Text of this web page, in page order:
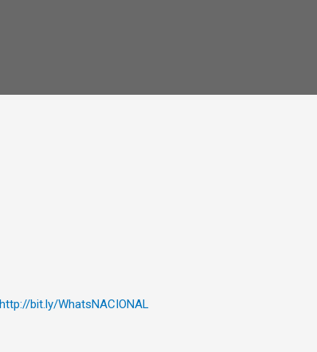
http://bit.ly/WhatsNACIONAL